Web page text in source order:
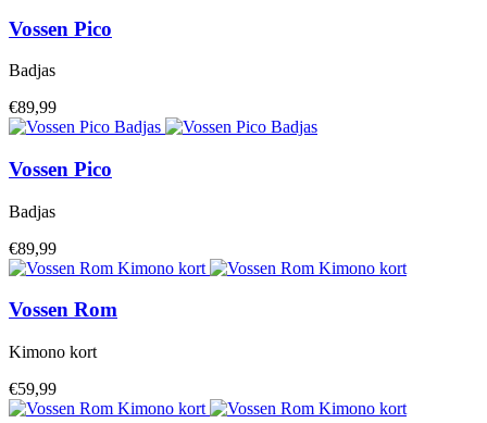
Vossen Pico
Badjas
€89,99
Vossen Pico
Badjas
€89,99
Vossen Rom
Kimono kort
€59,99